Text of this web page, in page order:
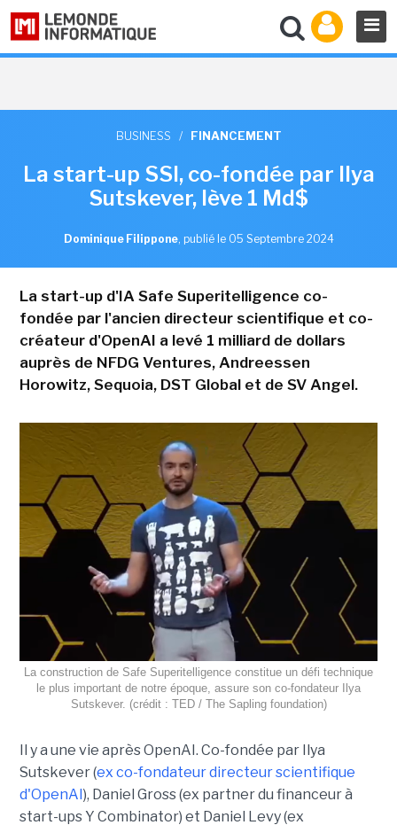
BUSINESS / FINANCEMENT
La start-up SSI, co-fondée par Ilya
Sutskever, lève 1 Md$
Dominique Filippone, publié le 05 Septembre 2024
La start-up d'IA Safe Superitelligence co-
fondée par l'ancien directeur scientifique et co-
créateur d'OpenAI a levé 1 milliard de dollars
auprès de NFDG Ventures, Andreessen
Horowitz, Sequoia, DST Global et de SV Angel.
La construction de Safe Superitelligence constitue un défi technique
le plus important de notre époque, assure son co-fondateur Ilya
Sutskever. (crédit : TED / The Sapling foundation)
Il y a une vie après OpenAI. Co-fondée par Ilya
Sutskever (ex co-fondateur directeur scientifique
d'OpenAI ), Daniel Gross (ex partner du financeur à
start-ups Y Combinator) et Daniel Levy (ex